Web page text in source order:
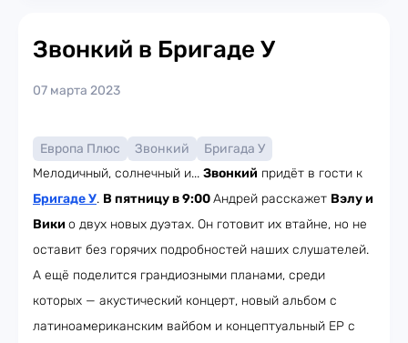
Звонкий в Бригаде У
07 марта 2023
Европа Плюс Звонкий
Бригада У
Мелодичный, солнечный и... Звонкий придёт в гости к
Бригаде У. В пятницу в 9:00Андрей расскажет Вэлу и
Вики о двух новых дуэтах. Он готовит их втайне, но не
оставит без горячих подробностей наших слушателей.
А ещё поделится грандиозными планами, среди
которых — акустический концерт, новый альбом с
латиноамериканским вайбом и концептуальный EP с